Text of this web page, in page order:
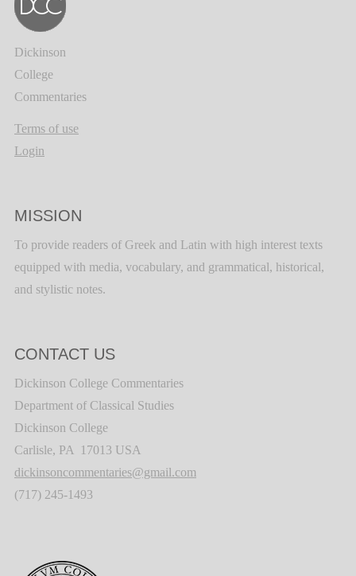
Dickinson
College
Commentaries
Terms of use
Login
MISSION
To provide readers of Greek and Latin with high interest texts
equipped with media, vocabulary, and grammatical, historical,
and stylistic notes.
CONTACT US
Dickinson College Commentaries
Department of Classical Studies
Dickinson College
Carlisle, PA 17013 USA
dickinsoncommentaries@gmail.com
(717) 245-1493